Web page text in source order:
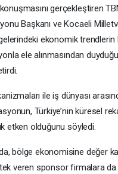
gerçekleştiren
Başkanı ve Kocaeli
ekonomik trendlerin
ele alınmasından duyduğu
ile iş dünyası
Türkiye’nin küresel
etken olduğunu söyledi.
bölge ekonomisine değer
veren sponsor firmalara